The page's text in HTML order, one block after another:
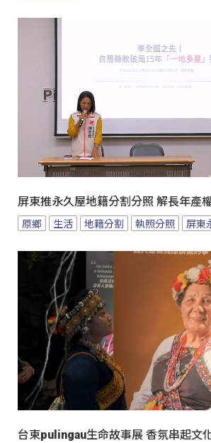
屏東推永久屋地籍分割分照 解長年產
原鄉 生活 地籍分割 執照分照 屏東
台東pulingau生命故事展 香氛串起文